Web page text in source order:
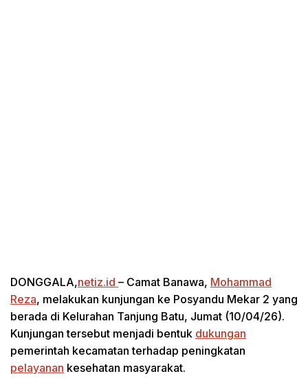
DONGGALA,netiz.id – Camat Banawa, Mohammad
Reza, melakukan kunjungan ke Posyandu Mekar 2 yang
berada di Kelurahan Tanjung Batu, Jumat (10/04/26).
Kunjungan tersebut menjadi bentuk dukungan
pemerintah kecamatan terhadap peningkatan
pelayanan kesehatan masyarakat.